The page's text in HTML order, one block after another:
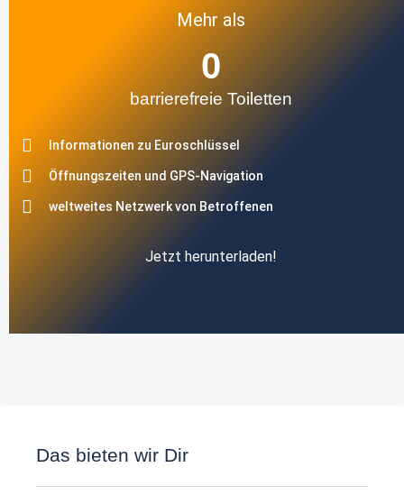
Mehr als
barrierefreie Toiletten
0
Informationen zu Euroschlüssel
Öffnungszeiten und GPS-Navigation
weltweites Netzwerk von Betroffenen
Jetzt herunterladen!
Das bieten wir Dir